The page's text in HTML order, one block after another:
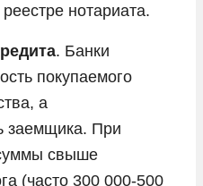
нотариата.
. Банки
покупаемого
а
заемщика. При
свыше
(часто 300 000-500